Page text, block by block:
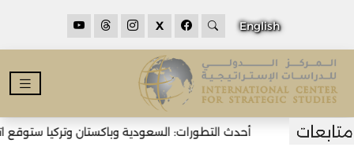
English
X
أحدث التطورات: السعودية وباكستان وتركيا ستوقع